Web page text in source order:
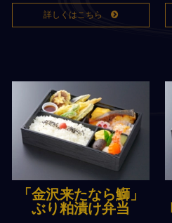
詳しくはこちら
「金沢来たなら鰤」
ぶり粕漬け弁当